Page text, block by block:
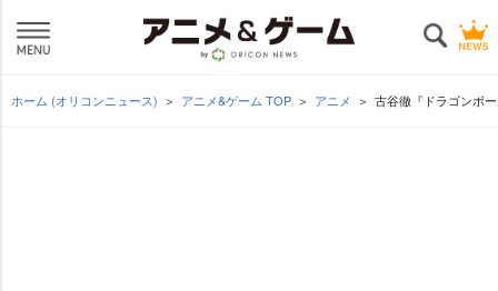
ホーム (オリコンニュース) アニメ&ゲーム TOP アニメ 古谷徹『ドラゴンボ